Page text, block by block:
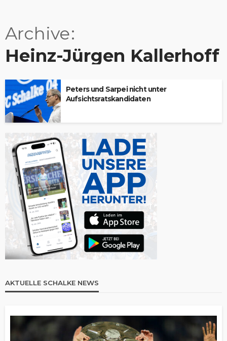
Archive
Heinz-Jürgen Kallerhoff
Peters und Sarpei nicht unter
Aufsichtsratskandidaten
AKTUELLE SCHALKE NEWS